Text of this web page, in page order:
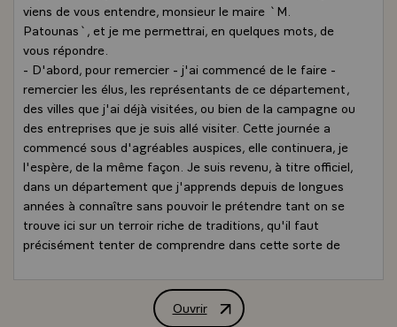
viens de vous entendre, monsieur le maire `M.
Patounas`, et je me permettrai, en quelques mots, de
vous répondre.
- D'abord, pour remercier - j'ai commencé de le faire -
remercier les élus, les représentants de ce département,
des villes que j'ai déjà visitées, ou bien de la campagne ou
des entreprises que je suis allé visiter. Cette journée a
commencé sous d'agréables auspices, elle continuera, je
l'espère, de la même façon. Je suis revenu, à titre officiel,
dans un département que j'apprends depuis de longues
années à connaître sans pouvoir le prétendre tant on se
trouve ici sur un terroir riche de traditions, qu'il faut
précisément tenter de comprendre dans cette sorte de
profonde, rurale, pastorale, autour des exploitations
agricoles et sa modernité, par quelques-unes de ses villes
Ouvrir
Allocution de M. François Mitterrand,